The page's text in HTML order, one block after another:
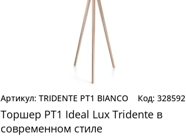
TRIDENTE PT1 BIANCO 328592
Торшер PT1 Ideal Lux Tridente в
современном стиле